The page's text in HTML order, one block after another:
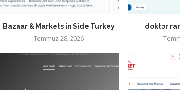
Bazaar & Markets in Side Turkey
Temmuz 28, 2026
doktor